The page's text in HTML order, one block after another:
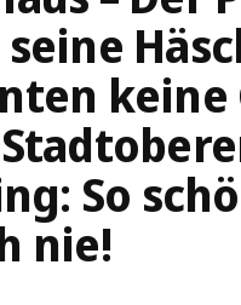
keine
So
nie!